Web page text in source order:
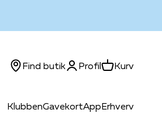
KlubbenGavekortAppErhverv
Find butikLog ind
ProfilKurvKurv